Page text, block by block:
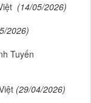
(14/05/2026)
2026)
Tuyến
(29/04/2026)